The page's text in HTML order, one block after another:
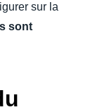
sur la
sont